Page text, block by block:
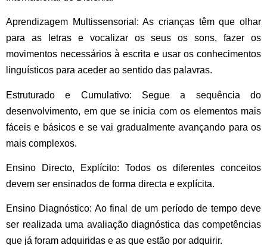
Aprendizagem Multissensorial: As crianças têm que olhar
para as letras e vocalizar os seus os sons, fazer os
movimentos necessários à escrita e usar os conhecimentos
linguísticos para aceder ao sentido das palavras.
Estruturado e Cumulativo: Segue a sequência do
desenvolvimento, em que se inicia com os elementos mais
fáceis e básicos e se vai gradualmente avançando para os
mais complexos.
Ensino Directo, Explícito: Todos os diferentes conceitos
devem ser ensinados de forma directa e explícita.
Ensino Diagnóstico: Ao final de um período de tempo deve
ser realizada uma avaliação diagnóstica das competências
que já foram adquiridas e as que estão por adquirir.